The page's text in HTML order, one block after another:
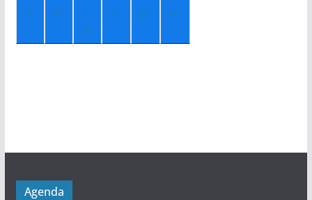
7°
8°
1
0°
1°
2°
4°
Agenda